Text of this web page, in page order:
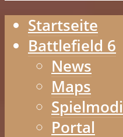
Startseite
Battlefield 6
News
Maps
Spielmodi
Portal